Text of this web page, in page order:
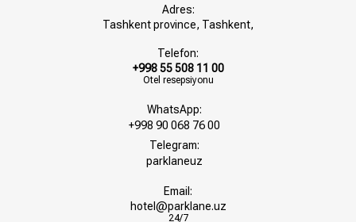
Adres:
Tashkent province, Tashkent,
Telefon:
+998 55 508 11 00
Otel resepsiyonu
WhatsApp:
+998 90 068 76 00
Telegram:
parklaneuz
Email:
hotel@parklane.uz
24/7